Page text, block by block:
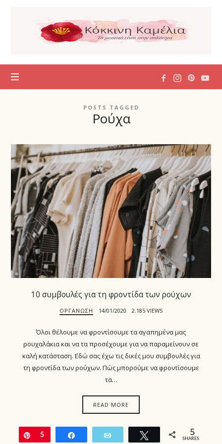
Κόκκινη
Καμέλια
POSTS TAGGED
Ρούχα
10 συμβουλές για τη φροντίδα των ρούχων
ΟΡΓΆΝΩΣΗ 14/01/2020 2.185 VIEWS
Όλοι θέλουμε να φροντίσουμε τα αγαπημένα μας
ρουχαλάκια και να τα προσέχουμε για να παραμείνουν σε
καλή κατάσταση. Εδώ σας έχω τις δικές μου συμβουλές για
τη φροντίδα των ρούχων. Πώς μπορούμε να φροντίσουμε
τα…
READ MORE
Pin
5 Tweet 5
SHARES